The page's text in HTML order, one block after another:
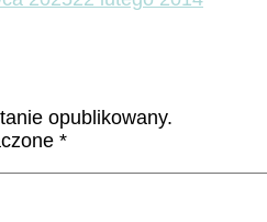
opublikowany.
*